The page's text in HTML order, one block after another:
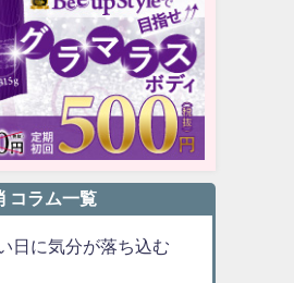
コラム一覧
日に気分が落ち込む